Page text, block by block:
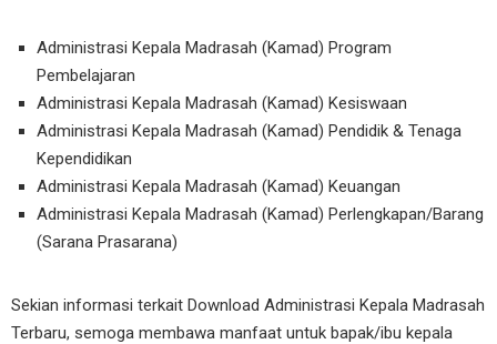
Administrasi Kepala Madrasah (Kamad) Program
Pembelajaran
Administrasi Kepala Madrasah (Kamad) Kesiswaan
Administrasi Kepala Madrasah (Kamad) Pendidik & Tenaga
Kependidikan
Administrasi Kepala Madrasah (Kamad) Keuangan
Administrasi Kepala Madrasah (Kamad) Perlengkapan/Barang
(Sarana Prasarana)
Sekian informasi terkait Download Administrasi Kepala Madrasah
Terbaru, semoga membawa manfaat untuk bapak/ibu kepala